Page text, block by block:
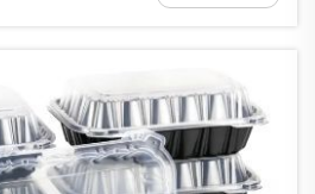
المطاعم الصغيرة، والشاحنات